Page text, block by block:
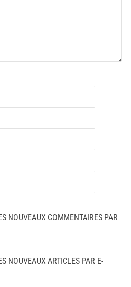
NOUVEAUX COMMENTAIRES PAR
NOUVEAUX ARTICLES PAR E-